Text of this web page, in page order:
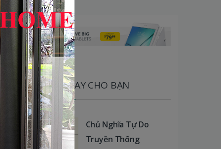
SÁCH HAY CHO BẠN
Chủ Nghĩa Tự Do
Truyền Thống